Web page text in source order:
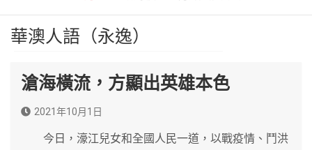
華澳人語（永逸）
滄海橫流，方顯出英雄本色
2021年10月1日
今日，濠江兒女和全國人民一道，以戰疫情、鬥洪